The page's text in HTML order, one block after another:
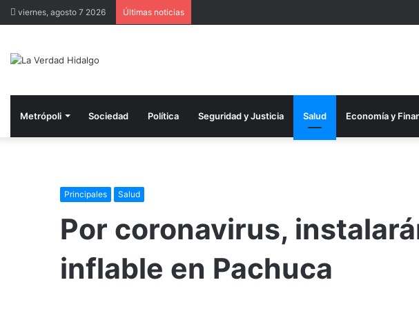
viernes, agosto 7 2026 Últimas noticias
Metrópoli Sociedad Política Seguridad y Justicia Salud Economía y
Principales Salud
Por coronavirus,
inflable en Pachuca